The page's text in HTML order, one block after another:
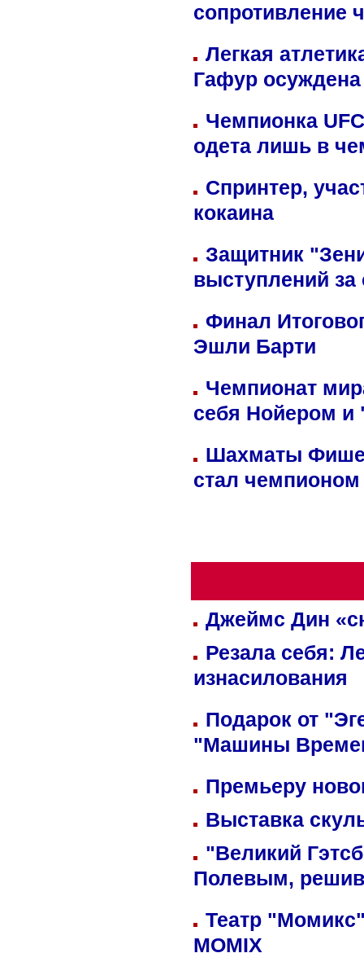
сопротивление
Легкая
Гафур осуждена
Чемпионка
одета лишь в
Спринтер,
кокаина
Защитник
выступлений
Финал
Эшли Барти
Чемпионат
себя Нойером и
Шахматы
стал
Джеймс Дин
Резала себя:
изнасилования
Подарок от
"Машины
Премьеру
Выставка
"Великий
Полевым,
Театр
MOMIX